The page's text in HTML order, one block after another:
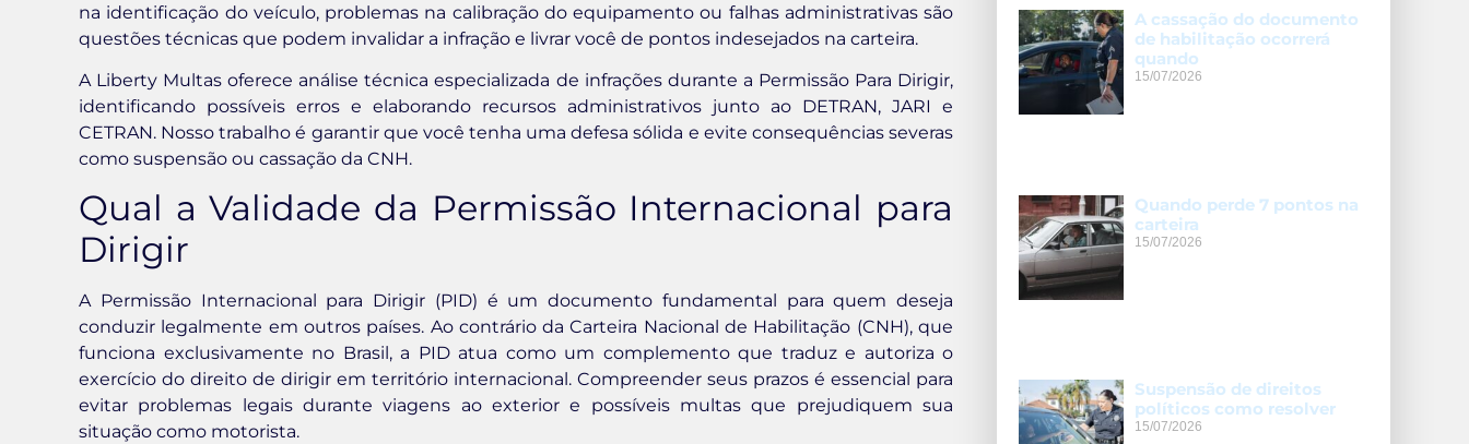
na identificação do veículo, problemas na calibração do equipamento ou falhas administrativas são
questões técnicas que podem invalidar a infração e livrar você de pontos indesejados na carteira.
A Liberty Multas oferece análise técnica especializada de infrações durante a Permissão Para Dirigir,
identificando possíveis erros e elaborando recursos administrativos junto ao DETRAN, JARI e
CETRAN. Nosso trabalho é garantir que você tenha uma defesa sólida e evite consequências severas
como suspensão ou cassação da CNH.
Qual a Validade da Permissão Internacional para
Dirigir
A Permissão Internacional para Dirigir (PID) é um documento fundamental para quem deseja
conduzir legalmente em outros países. Ao contrário da Carteira Nacional de Habilitação (CNH), que
funciona exclusivamente no Brasil, a PID atua como um complemento que traduz e autoriza o
exercício do direito de dirigir em território internacional. Compreender seus prazos é essencial para
evitar problemas legais durante viagens ao exterior e possíveis multas que prejudiquem sua
situação como motorista.
A cassação do documento
de habilitação ocorrerá
quando
15/07/2026
Quando perde 7 pontos na
carteira
15/07/2026
Suspensão de direitos
políticos como resolver
15/07/2026